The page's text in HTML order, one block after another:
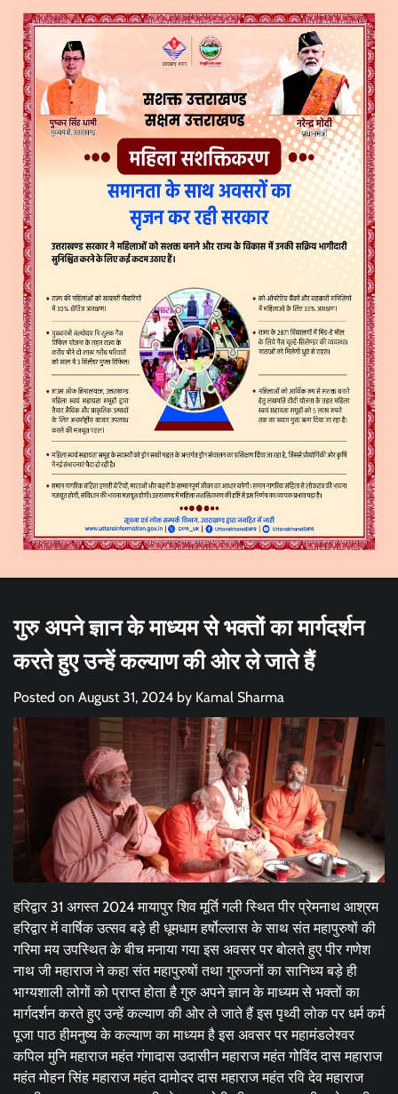
गुरु अपने ज्ञान के माध्यम से भक्तों का मार्गदर्शन
करते हुए उन्हें कल्याण की ओर ले जाते हैं
Posted on August 31, 2024 by Kamal Sharma
हरिद्वार 31 अगस्त 2024 मायापुर शिव मूर्ति गली स्थित पीर प्रेमनाथ आश्रम
हरिद्वार में वार्षिक उत्सव बड़े ही धूमधाम हर्षोल्लास के साथ संत महापुरुषों की
गरिमा मय उपस्थित के बीच मनाया गया इस अवसर पर बोलते हुए पीर गणेश
नाथ जी महाराज ने कहा संत महापुरुषों तथा गुरुजनों का सानिध्य बड़े ही
भाग्यशाली लोगों को प्राप्त होता है गुरु अपने ज्ञान के माध्यम से भक्तों का
मार्गदर्शन करते हुए उन्हें कल्याण की ओर ले जाते हैं इस पृथ्वी लोक पर धर्म कर्म
पूजा पाठ हीमनुष्य के कल्याण का माध्यम है इस अवसर पर महामंडलेश्वर
कपिल मुनि महाराज महंत गंगादास उदासीन महाराज महंत गोविंद दास महाराज
महंत मोहन सिंह महाराज महंत दामोदर दास महाराज महंत रवि देव महाराज